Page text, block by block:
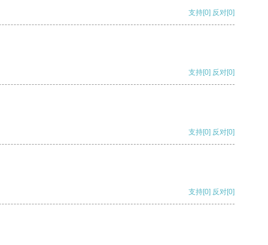
支持[0] 反对[0]
支持[0] 反对[0]
支持[0] 反对[0]
支持[0] 反对[0]